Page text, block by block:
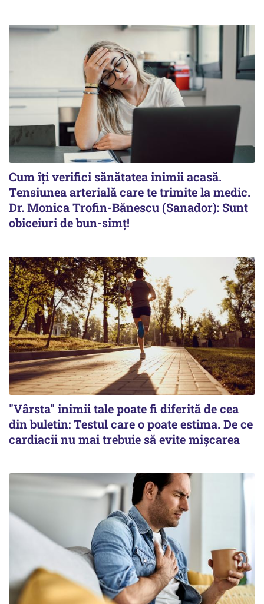
Cum îți verifici sănătatea inimii acasă.
Tensiunea arterială care te trimite la medic.
Dr. Monica Trofin-Bănescu (Sanador): Sunt
obiceiuri de bun-simț!
"Vârsta" inimii tale poate fi diferită de cea
din buletin: Testul care o poate estima. De ce
cardiacii nu mai trebuie să evite mișcarea